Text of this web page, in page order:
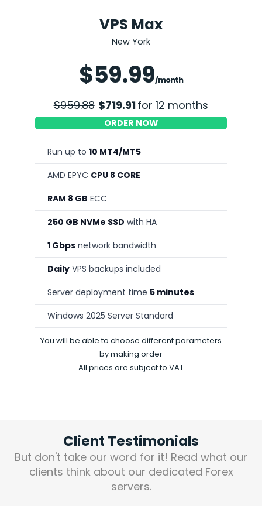
VPS Max
New York
$59.99/month
$959.88 $719.91for 12 months
ORDER NOW
Run up to 10 MT4/MT5
AMD EPYC CPU 8 CORE
RAM 8 GB ECC
250 GB NVMe SSD with HA
1 Gbps network bandwidth
Daily VPS backups included
Server deployment time 5 minutes
Windows 2025 Server Standard
You will be able to choose different parameters
by making order
All prices are subject to VAT
Client Testimonials
But don't take our word for it! Read what our
clients think about our dedicated Forex
servers.